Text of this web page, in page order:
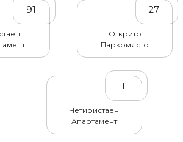
91 27
Открито
Паркомясто
1
Четиристаен
Апартамент